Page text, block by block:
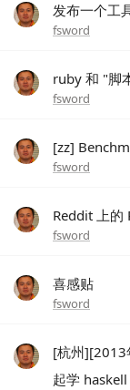
发布一个工
fsword
ruby 和 "脚
fsword
[zz]
fsword
Reddit 上的
fsword
喜感贴
fsword
[杭州][2013
起学 haskell